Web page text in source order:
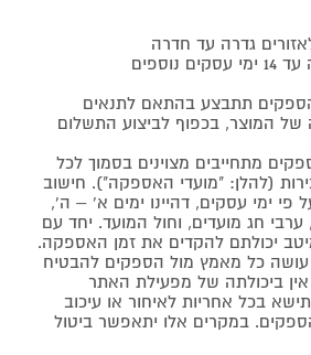
גדרה עד חדרה
תתבצע בהתאם לתנאים
של המוצר, בכפוף לביצוע התשלום
מתחייבים מצוינים בסמוך לכל
(להלן: "מועדי האספקה"). חישוב
פי ימי עסקים, דהיינו ימים א' – ה',
חג מועדים, וחול המועד. יחד עם
יכולתם להקדים את זמן האספקה.
כל מאמץ מול הספקים להבטיח
ביכולתה של מפעילת האתר
בכל אחריות לאיחור או עיכוב
במקרים אלו יתאפשר ביטול